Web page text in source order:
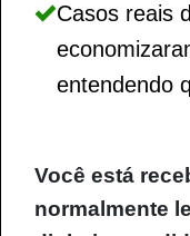
Casos reais
entendendo
Você está
normalmente